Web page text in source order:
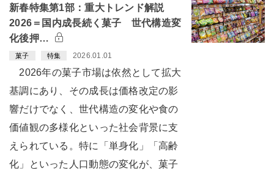
新春特集第1部：重大トレンド解説
2026＝国内成長続く菓子 世代構造変
化後押…
菓子 特集 2026.01.01
2026年の菓子市場は依然として拡大
基調にあり、その成長は価格改定の影
響だけでなく、世代構造の変化や食の
価値観の多様化といった社会背景に支
えられている。特に「単身化」「高齢
化」といった人口動態の変化が、菓子